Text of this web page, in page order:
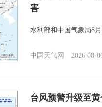
害
水利部和中国气象局8
中国天气网 2026-08-
台风预警升级至